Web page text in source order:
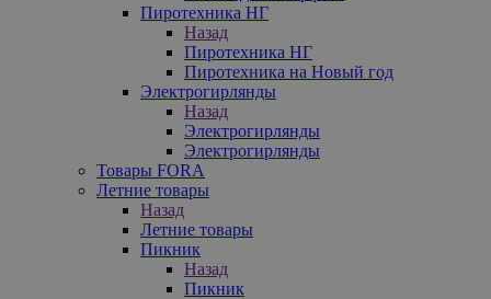
Пиротехника НГ
Назад
Пиротехника НГ
Пиротехника на Новый год
Электрогирлянды
Назад
Электрогирлянды
Электрогирлянды
Товары FORA
Летние товары
Назад
Летние товары
Пикник
Назад
Пикник